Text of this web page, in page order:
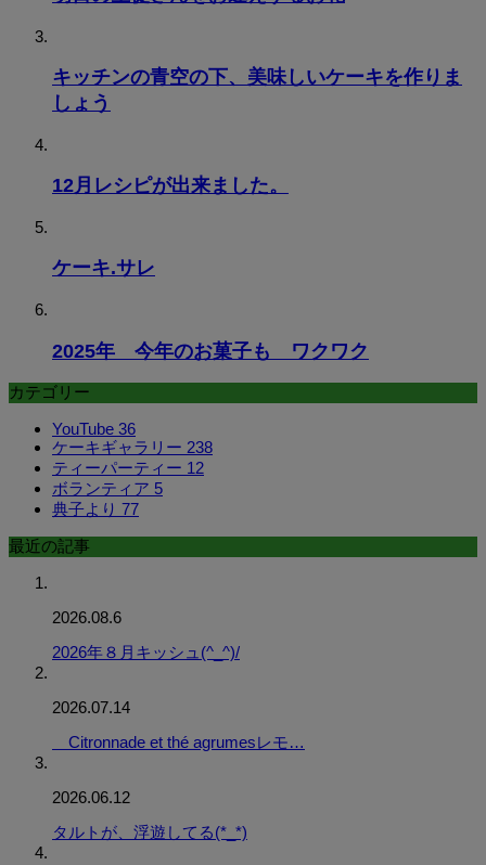
キッチンの青空の下、美味しいケーキを作りま
しょう
12月レシピが出来ました。
ケーキ.サレ
2025年 今年のお菓子も ワクワク
カテゴリー
YouTube 36
ケーキギャラリー 238
ティーパーティー 12
ボランティア 5
典子より 77
最近の記事
2026.08.6
2026年８月キッシュ(^_^)/
2026.07.14
Citronnade et thé agrumesレモ…
2026.06.12
タルトが、浮遊してる(*_*)